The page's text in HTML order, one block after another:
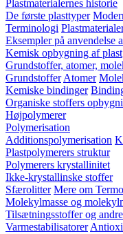
Plastmaterialernes historie
De første plasttyper
Terminologi
Eksempler på anvendelse
Kemisk opbygning af plast
Grundstoffer, atomer,
Grundstoffer Atomer
Kemiske bindinger
Organiske stoffers
Højpolymerer
Polymerisation
Additionspolymerisation
Plastpolymerers struktur
Polymerers krystallinitet
Ikke-krystallinske stoffer
Sfærolitter Mere om
Molekylmasse og
Tilsætningsstoffer og
Varmestabilisatorer